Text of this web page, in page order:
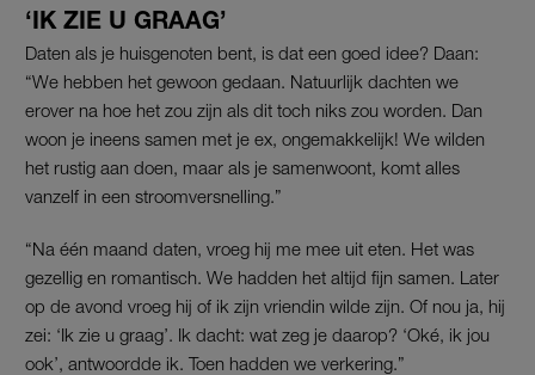
‘IK ZIE U GRAAG’
Daten als je huisgenoten bent, is dat een goed idee? Daan:
“We hebben het gewoon gedaan. Natuurlijk dachten we
erover na hoe het zou zijn als dit toch niks zou worden. Dan
woon je ineens samen met je ex, ongemakkelijk! We wilden
het rustig aan doen, maar als je samenwoont, komt alles
vanzelf in een stroomversnelling.”
“Na één maand daten, vroeg hij me mee uit eten. Het was
gezellig en romantisch. We hadden het altijd fijn samen. Later
op de avond vroeg hij of ik zijn vriendin wilde zijn. Of nou ja, hij
zei: ‘Ik zie u graag’. Ik dacht: wat zeg je daarop? ‘Oké, ik jou
ook’, antwoordde ik. Toen hadden we verkering.”